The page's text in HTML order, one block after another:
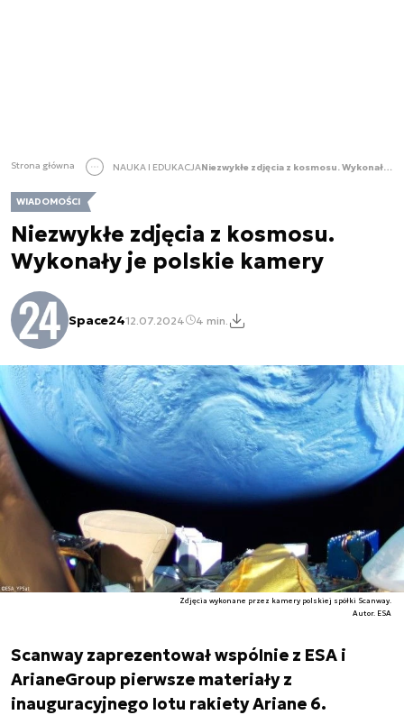
Strona główna NAUKA I EDUKACJA Niezwykłe zdjęcia z kosmosu. Wykonały je polskie kamery
WIADOMOŚCI
Niezwykłe zdjęcia z kosmosu.
Wykonały je polskie kamery
Space2412.07.2024 4 min.
Zdjęcia wykonane przez kamery polskiej spółki Scanway.
Autor. ESA
Scanway zaprezentował wspólnie z ESA i
ArianeGroup pierwsze materiały z
inauguracyjnego lotu rakiety Ariane 6.